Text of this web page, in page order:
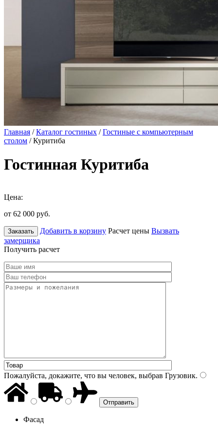
Главная /Каталог гостиных /Гостиные с компьютерным
столом / Куритиба
Гостинная Куритиба
Цена:
от 62 000 руб.
Заказать Добавить в корзину Расчет цены Вызвать
замерщика
Получить расчет
Пожалуйста, докажите, что вы человек, выбрав Грузовик.
Фасад